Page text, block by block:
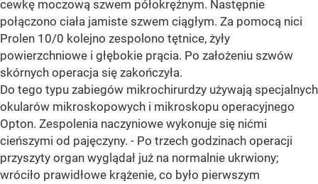
cewkę moczową szwem półokrężnym. Następnie
połączono ciała jamiste szwem ciągłym. Za pomocą nici
Prolen 10/0 kolejno zespolono tętnice, żyły
powierzchniowe i głębokie prącia. Po założeniu szwów
skórnych operacja się zakończyła.
Do tego typu zabiegów mikrochirurdzy używają specjalnych
okularów mikroskopowych i mikroskopu operacyjnego
Opton. Zespolenia naczyniowe wykonuje się nićmi
cieńszymi od pajęczyny. - Po trzech godzinach operacji
przyszyty organ wyglądał już na normalnie ukrwiony;
wróciło prawidłowe krążenie, co było pierwszym